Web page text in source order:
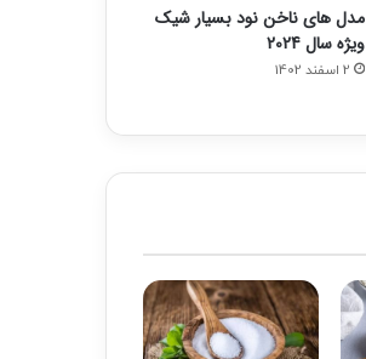
مدل های ناخن نود بسیار شیک
ویژه سال 2024
2 اسفند 1402